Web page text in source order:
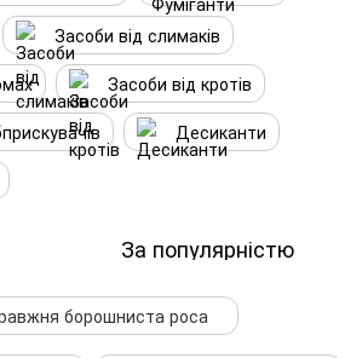
Засоби від слимаків
Засоби від кротів
Десиканти
За популярністю
борошниста роса